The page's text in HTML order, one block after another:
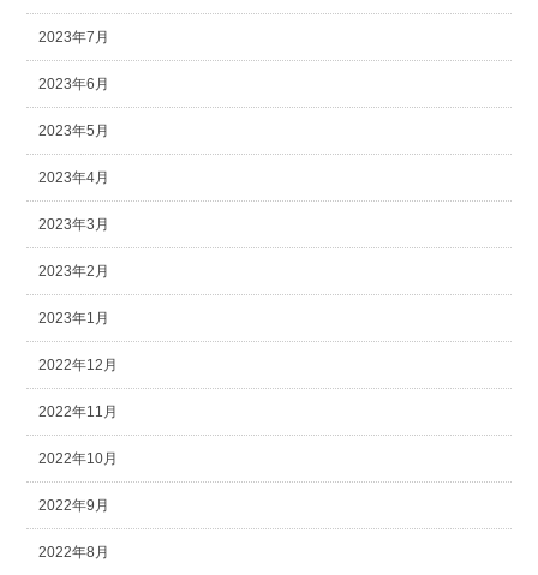
2023年7月
2023年6月
2023年5月
2023年4月
2023年3月
2023年2月
2023年1月
2022年12月
2022年11月
2022年10月
2022年9月
2022年8月